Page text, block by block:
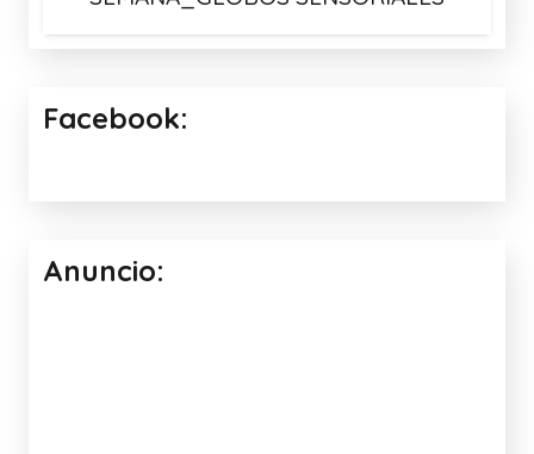
Facebook:
Anuncio: